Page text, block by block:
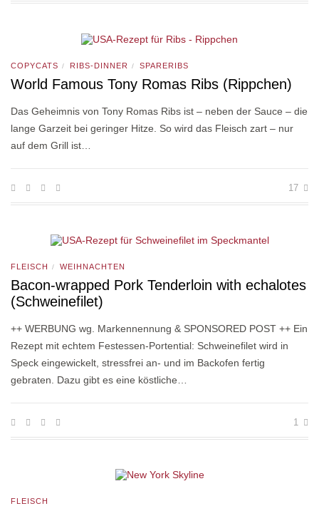
COPYCATS / RIBS-DINNER / SPARERIBS
World Famous Tony Romas Ribs (Rippchen)
Das Geheimnis von Tony Romas Ribs ist – neben der Sauce – die
lange Garzeit bei geringer Hitze. So wird das Fleisch zart – nur
auf dem Grill ist…
17
FLEISCH / WEIHNACHTEN
Bacon-wrapped Pork Tenderloin with echalotes
(Schweinefilet)
++ WERBUNG wg. Markennennung & SPONSORED POST ++ Ein
Rezept mit echtem Festessen-Portential: Schweinefilet wird in
Speck eingewickelt, stressfrei an- und im Backofen fertig
gebraten. Dazu gibt es eine köstliche…
1
FLEISCH